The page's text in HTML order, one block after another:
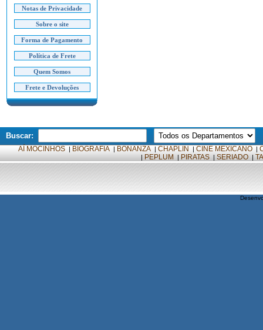
Notas de Privacidade
Sobre o site
Forma de Pagamento
Política de Frete
Quem Somos
Frete e Devoluções
Buscar:
AÍ MOCINHOS| BIOGRAFIA| BONANZA| CHAPLIN | CINE MEXICANO|
| PEPLUM | PIRATAS| SERIADO|